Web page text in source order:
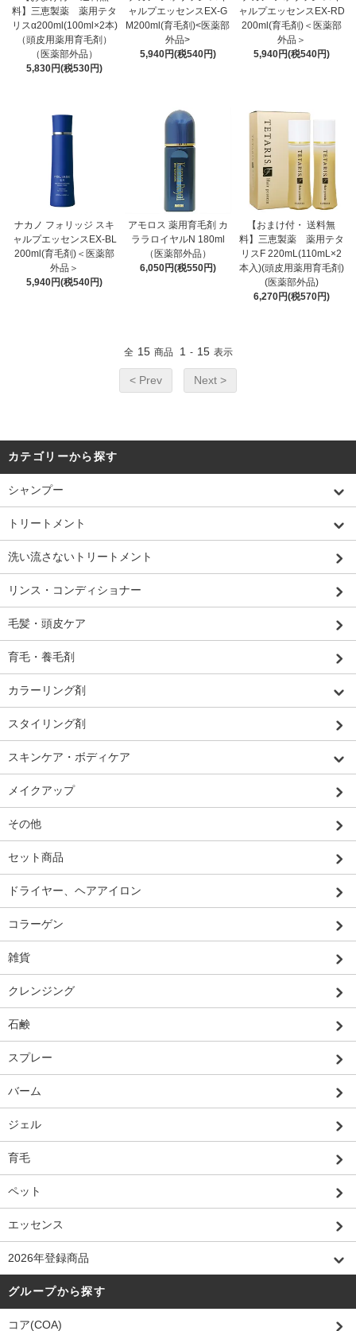
料】三恵製薬 薬用テタ
リスα200ml(100ml×2本)
（頭皮用薬用育毛剤）
（医薬部外品）
5,830円(税530円)
ャルプエッセンスEX-G
M200ml(育毛剤)<医薬部
外品>
5,940円(税540円)
ャルプエッセンスEX-RD
200ml(育毛剤)＜医薬部
外品＞
5,940円(税540円)
ナカノ フォリッジ スキ
ャルプエッセンスEX-BL
200ml(育毛剤)＜医薬部
外品＞
5,940円(税540円)
アモロス 薬用育毛剤 カ
ララロイヤルN 180ml
（医薬部外品）
6,050円(税550円)
【おまけ付・ 送料無
料】三恵製薬 薬用テタ
リスF 220mL(110mL×2
本入)(頭皮用薬用育毛剤)
(医薬部外品)
6,270円(税570円)
全 15 商品 1 - 15 表示
< Prev Next >
カテゴリーから探す
シャンプー
トリートメント
洗い流さないトリートメント
リンス・コンディショナー
毛髪・頭皮ケア
育毛・養毛剤
カラーリング剤
スタイリング剤
スキンケア・ボディケア
メイクアップ
その他
セット商品
ドライヤー、ヘアアイロン
コラーゲン
雑貨
クレンジング
石鹸
スプレー
バーム
ジェル
育毛
ペット
エッセンス
2026年登録商品
グループから探す
コア(COA)